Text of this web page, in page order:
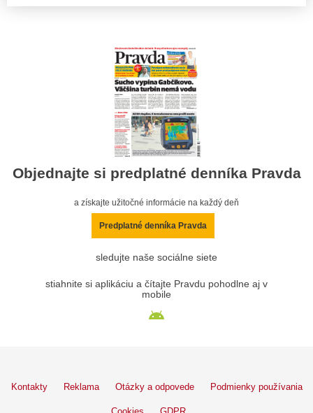
Objednajte si predplatné denníka Pravda
a získajte užitočné informácie na každý deň
Predplatné denníka Pravda
sledujte naše sociálne siete
stiahnite si aplikáciu a čítajte Pravdu pohodlne aj v
mobile
Kontakty Reklama Otázky a odpovede Podmienky používania